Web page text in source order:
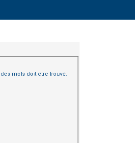
mots doit être trouvé.